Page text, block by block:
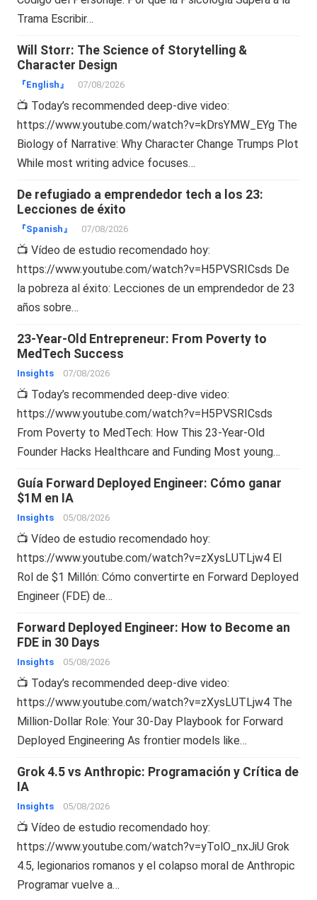
Trama Escribir…
Will Storr: The Science of Storytelling &
Character Design
『English』 07/08/2026
📺 Today’s recommended deep-dive video:
https://www.youtube.com/watch?v=kDrsYMW_EYg The
Biology of Narrative: Why Character Change Trumps Plot
While most writing advice focuses…
De refugiado a emprendedor tech a los 23:
Lecciones de éxito
『Spanish』 07/08/2026
📺 Vídeo de estudio recomendado hoy:
https://www.youtube.com/watch?v=H5PVSRICsds De
la pobreza al éxito: Lecciones de un emprendedor de 23
años sobre…
23-Year-Old Entrepreneur: From Poverty to
MedTech Success
Insights 07/08/2026
📺 Today’s recommended deep-dive video:
https://www.youtube.com/watch?v=H5PVSRICsds
From Poverty to MedTech: How This 23-Year-Old
Founder Hacks Healthcare and Funding Most young…
Guía Forward Deployed Engineer: Cómo ganar
$1M en IA
Insights 05/08/2026
📺 Vídeo de estudio recomendado hoy:
https://www.youtube.com/watch?v=zXysLUTLjw4 El
Rol de $1 Millón: Cómo convertirte en Forward Deployed
Engineer (FDE) de…
Forward Deployed Engineer: How to Become an
FDE in 30 Days
Insights 05/08/2026
📺 Today’s recommended deep-dive video:
https://www.youtube.com/watch?v=zXysLUTLjw4 The
Million-Dollar Role: Your 30-Day Playbook for Forward
Deployed Engineering As frontier models like…
Grok 4.5 vs Anthropic: Programación y Crítica de
IA
Insights 05/08/2026
📺 Vídeo de estudio recomendado hoy:
https://www.youtube.com/watch?v=yTolO_nxJiU Grok
4.5, legionarios romanos y el colapso moral de Anthropic
Programar vuelve a…